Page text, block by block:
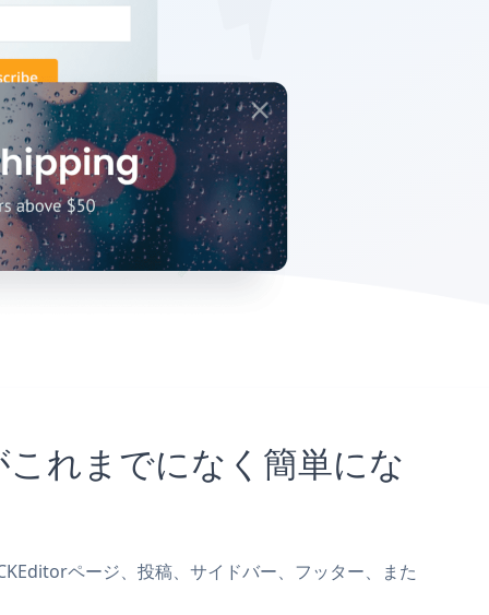
れまでになく簡単にな
ページ、投稿、サイドバー、フッター、また